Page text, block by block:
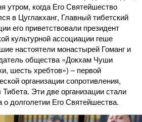
утром, когда Его Святейшество
в Цуглакханг, Главный тибетский
его приветствовали президент
культурной ассоциации геше
настоятели монастырей Гоманг и
общества «Докхам Чуши
шесть хребтов») – первой
организации сопротивления,
Эти две организации стали
долголетии Его Святейшества.